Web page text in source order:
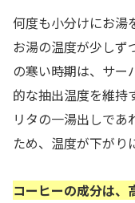
何度も小分けにお湯
お湯の温度が少しず
の寒い時期は、サー
的な抽出温度を維持
リタの一湯出しであ
ため、温度が下がり
コーヒーの成分は、